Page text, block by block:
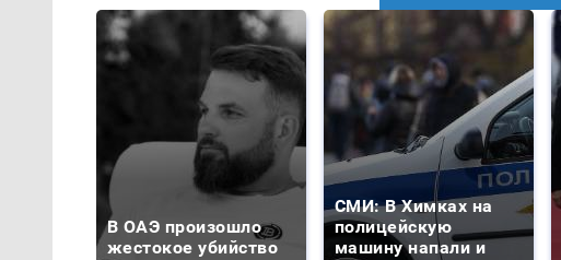
В ОАЭ произошло
жестокое убийство
СМИ: В Химках на
полицейскую
машину напали и